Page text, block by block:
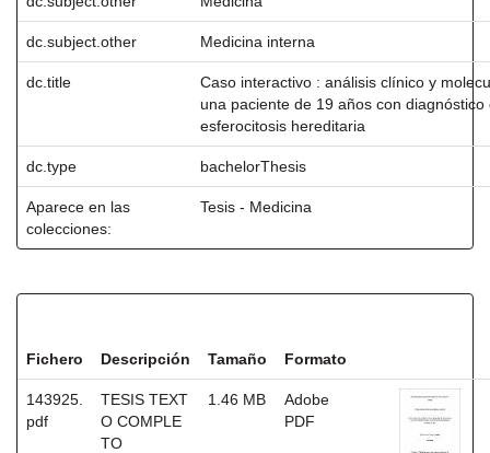
dc.subject.other Medicina interna
dc.title
Caso interactivo : análisis clínico y
una paciente de 19 años con diagnóstico
esferocitosis hereditaria
dc.type bachelorThesis
Aparece en las
colecciones:
Tesis - Medicina
Fichero Descripción Tamaño Formato
143925.
pdf
TESIS TEXT
O COMPLE
TO
1.46 MB
Adobe
PDF